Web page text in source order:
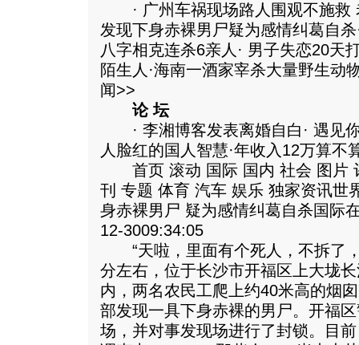
· 广州车祸现场路人围观不施救
发现下身赤裸男尸疑为感情纠葛自
八字相克连杀6亲人· 男子失恋20天
陌生人·海南一酒家宰杀大量野生动
闻>>
论 坛
· 李湘博客发表离婚自白· 遇见
人脸红的国人智慧·年收入12万算不
首页 滚动 国际 国内 社会 图片
刊 专题 体育 汽车 娱乐 独家资讯世
身赤裸男尸 疑为感情纠葛自杀国际
12-3009:34:05
“天啦，里面有个死人，不拆了，
分左右，位于长沙市开福区上大垅
内，两名农民工爬上约40米高的烟
部发现一具下身赤裸的男尸。开福
场，并对事发现场进行了封锁。目